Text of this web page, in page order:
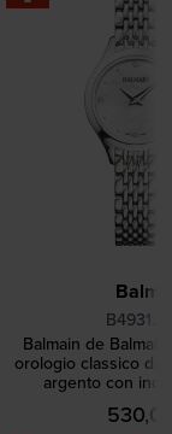
Balmain de
orologio classico da
argento con